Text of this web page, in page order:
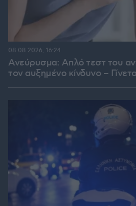
Ανεύρυσμα: Απλό τεστ του
τον αυξημένο κίνδυνο –
08.08.2026, 16:24